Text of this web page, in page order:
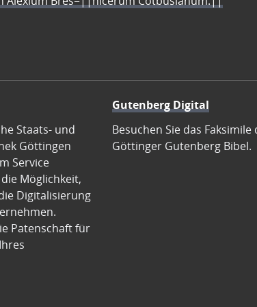
Staats- und
Göttingen
Service
Möglichkeit,
Digitalisierung
Patenschaft für
Gutenberg Digital
Besuchen Sie das Faksimile
Göttinger Gutenberg Bibel.